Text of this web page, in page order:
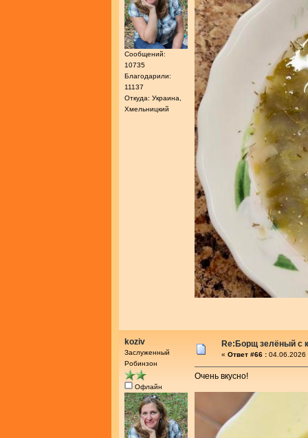
Сообщений:
10735
Благодарили:
11137
Откуда: Украина,
Хмельницкий
koziv
Заслуженный
Робинзон
Офлайн
Re:Борщ зелёный с
« Ответ #66 : 04.06.2026
Очень вкусно!